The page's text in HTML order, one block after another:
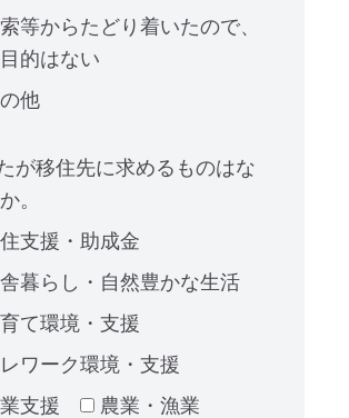
等からたどり着いたので、
的はない
他
が移住先に求めるものはな
。
支援・助成金
暮らし・自然豊かな生活
て環境・支援
ワーク環境・支援
支援
農業・漁業